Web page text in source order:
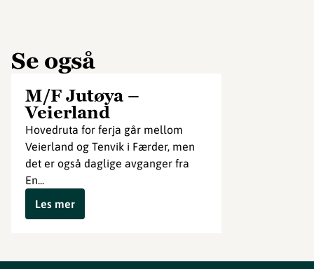
Se også
M/F Jutøya –
Veierland
Hovedruta for ferja går mellom
Veierland og Tenvik i Færder, men
det er også daglige avganger fra
En...
Les mer